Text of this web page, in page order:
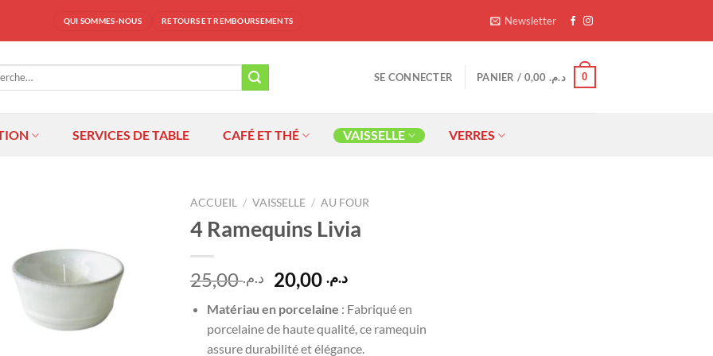
QUI SOMMES-NOUS RETOURS ET REMBOURSEMENTS Newsletter
SE CONNECTER PANIER / د.م. 0
SERVICES DE TABLE CAFÉ ET THÉ VAISSELLE VERRES
d’envies
ACCUEIL / VAISSELLE / AU FOUR
4 Ramequins Livia
د.م.25,00
Le
prix
initial
était :
د.م.20,00
Le
actuel
est :
Matériau en porcelaine : Fabriqué en
porcelaine de haute qualité, ce ramequin
assure durabilité et élégance.